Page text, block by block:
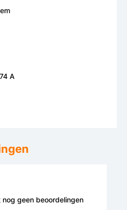
A
geen beoordelingen